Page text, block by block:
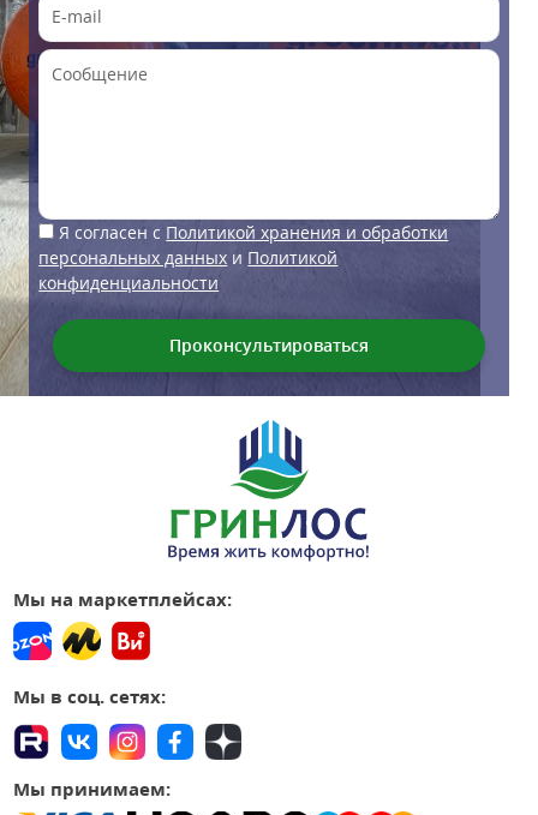
Я согласен с Политикой хранения и обработки
персональных данных и Политикой
конфиденциальности
Мы на маркетплейсах:
Мы в соц. сетях:
Мы принимаем: